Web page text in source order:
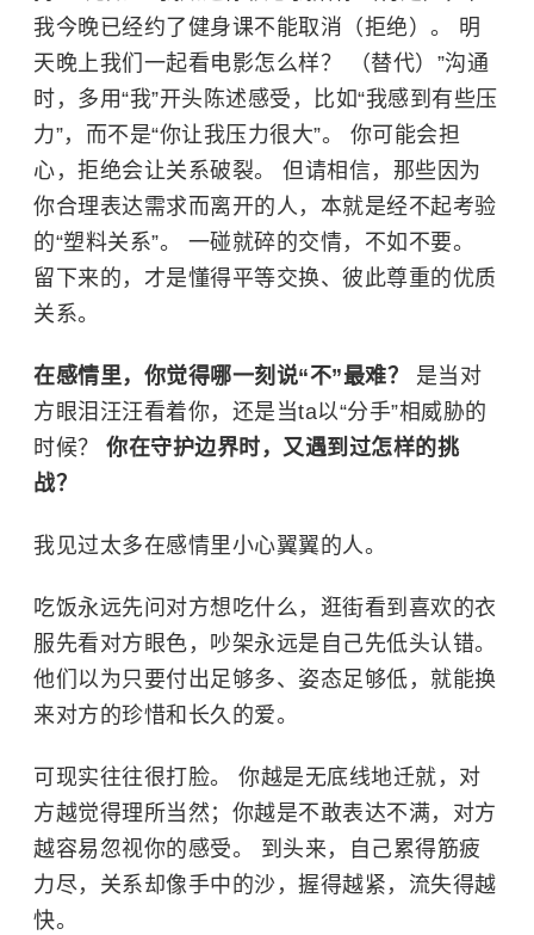
我今晚已经约了健身课不能取消（拒绝）。 明
天晚上我们一起看电影怎么样？ （替代）”沟通
时，多用“我”开头陈述感受，比如“我感到有些压
力”，而不是“你让我压力很大”。 你可能会担
心，拒绝会让关系破裂。 但请相信，那些因为
你合理表达需求而离开的人，本就是经不起考验
的“塑料关系”。 一碰就碎的交情，不如不要。
留下来的，才是懂得平等交换、彼此尊重的优质
关系。
在感情里，你觉得哪一刻说“不”最难？ 是当对
方眼泪汪汪看着你，还是当ta以“分手”相威胁的
时候？ 你在守护边界时，又遇到过怎样的挑
战？
我见过太多在感情里小心翼翼的人。
吃饭永远先问对方想吃什么，逛街看到喜欢的衣
服先看对方眼色，吵架永远是自己先低头认错。
他们以为只要付出足够多、姿态足够低，就能换
来对方的珍惜和长久的爱。
可现实往往很打脸。 你越是无底线地迁就，对
方越觉得理所当然；你越是不敢表达不满，对方
越容易忽视你的感受。 到头来，自己累得筋疲
力尽，关系却像手中的沙，握得越紧，流失得越
快。